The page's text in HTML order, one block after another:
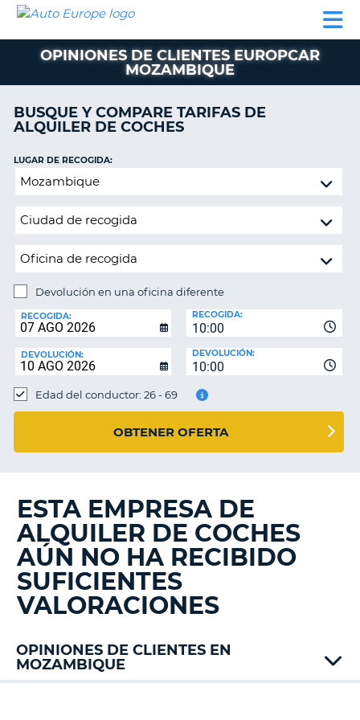
ALQUILER
COCHES
ALQUILER DE
AUTOCARAVANAS
AUTO
EUROPE
ALQUILER
COCHES
AUTOCARAVANAS
COLABORADORES
AYUDA
MI
RESERVA
ESPAÑA
OPINIONES DE CLIENTES EUROPCAR
MOZAMBIQUE
BUSQUE Y COMPARE TARIFAS DE
ALQUILER DE COCHES
Devolución
una
LUGAR DE RECOGIDA:
Devolución en una oficina diferente
DE
DEVOLUCIÓN:
RECOGIDA:
10:00
RECOGIDA:
DEVOLUCIÓN:
10:00
DEVOLUCIÓN:
Edad del conductor: 26 - 69
OBTENER OFERTA
ESTA EMPRESA DE
ALQUILER DE COCHES
AÚN NO HA RECIBIDO
SUFICIENTES
VALORACIONES
OPINIONES DE CLIENTES EN
MOZAMBIQUE